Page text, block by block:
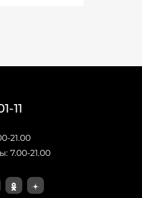
11
21.00
7.00-21.00